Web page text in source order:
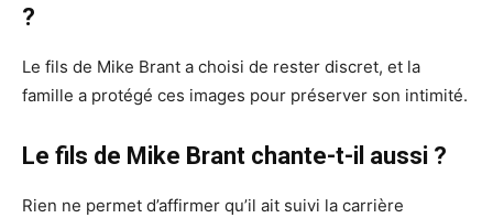
?
Le fils de Mike Brant a choisi de rester discret, et la
famille a protégé ces images pour préserver son intimité.
Le fils de Mike Brant chante-t-il aussi ?
Rien ne permet d’affirmer qu’il ait suivi la carrière